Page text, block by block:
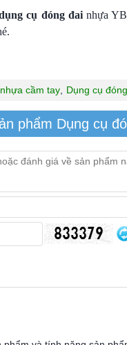
cụ đóng đainhựa
cầm tay Dụng cụ
phẩm Dụng cụ